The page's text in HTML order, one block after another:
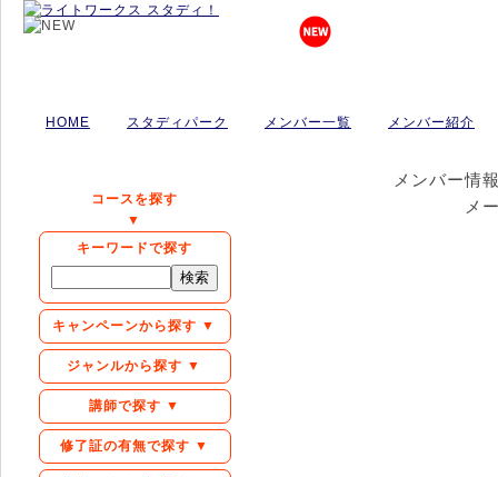
HOME スタディパーク メンバー一覧 メンバー紹介
コースを探す
▼
キーワードで探す
キャンペーンから探す ▼
ジャンルから探す ▼
講師で探す ▼
修了証の有無で探す ▼
メンバー情
メ